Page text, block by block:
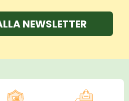
NEWSLETTER